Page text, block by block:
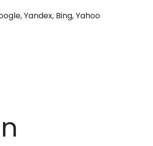
Yandex, Bing, Yahoo